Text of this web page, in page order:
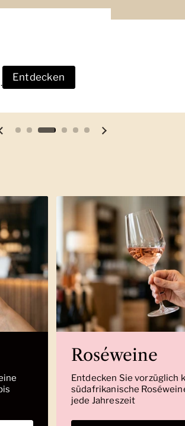
Entdecken
Vorherige Folie Nächste Folie
Roséweine
Entdecken Sie vorzüglich
südafrikanische
jede Jahreszeit